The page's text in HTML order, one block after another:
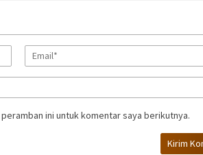
ini untuk komentar saya berikutnya.